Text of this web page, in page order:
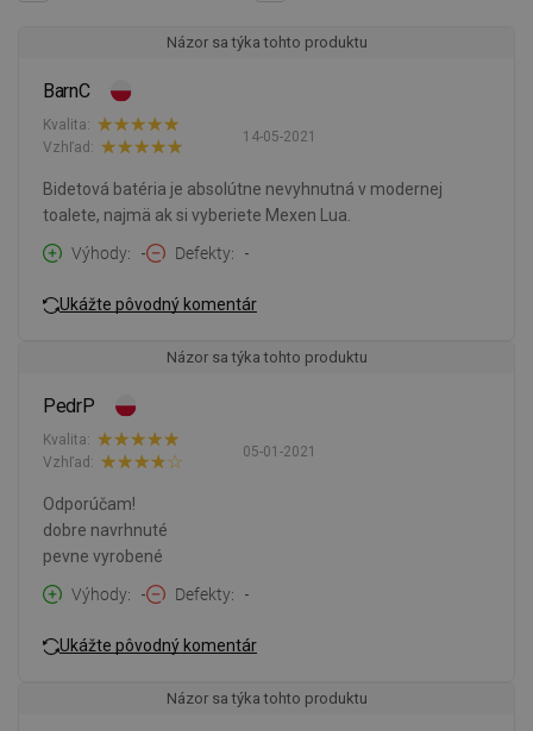
Názor sa týka tohto produktu
BarnC
14-05-2021
Kvalita:
Vzhľad:
Bidetová batéria je absolútne nevyhnutná v modernej
toalete, najmä ak si vyberiete Mexen Lua.
Výhody
- Defekty -
Ukážte pôvodný komentár
Názor sa týka tohto produktu
PedrP
05-01-2021
Kvalita:
Vzhľad:
Odporúčam!
dobre navrhnuté
pevne vyrobené
Výhody
- Defekty -
Ukážte pôvodný komentár
Názor sa týka tohto produktu